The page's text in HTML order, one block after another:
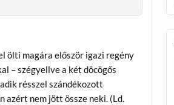
ölti magára először igazi regény
– szégyellve a két döcögős
résszel szándékozott
azért nem jött össze neki. (Ld.